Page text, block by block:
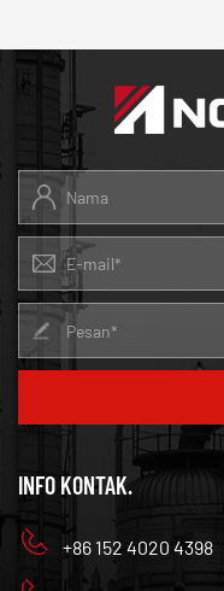
INFO KONTAK.
+86 152 4020 4398